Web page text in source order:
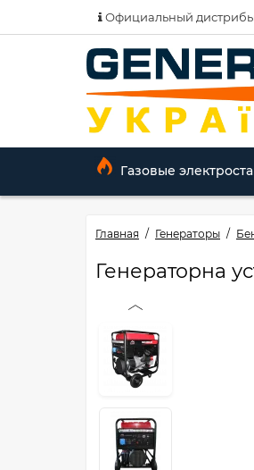
Официальный
Газовые
Главная Генераторы
Генераторна